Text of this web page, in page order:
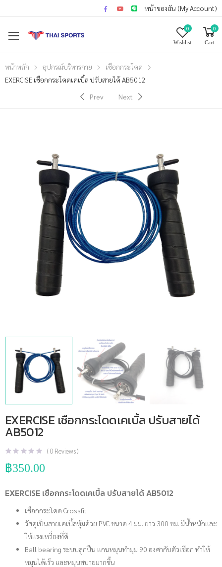
หน้าของฉัน (My Account)
0
Wishlist
0
Cart
หน้าหลัก อุปกรณ์บริหารกาย
เชือกกระโดด
EXERCISE เชือกกระโดดเคเบิ้ล ปรับสายได้ AB5012
Prev
Next
EXERCISE เชือกกระโดดเคเบิ้ล ปรับสายได้
AB5012
(0 Reviews )
฿350.00
EXERCISE เชือกกระโดดเคเบิ้ล ปรับสายได้ AB5012
เชือกกระโดด Crossfit
วัสดุเป็นสายเคเบิ้ลหุ้มด้วย PVC ขนาด 4 มม. ยาว 300 ซม. มีน้ำหนักและ
ให้แรงเหวี่ยงที่ดี
Ball bearing ระบบลูกปืน แกนหมุนทำมุม 90 องศากับตัวเชือก ทำให้
หมุนได้เร็ว และหมุนสบายมากขึ้น